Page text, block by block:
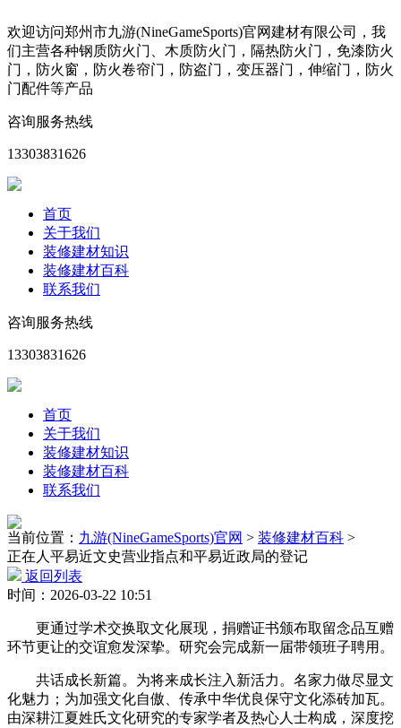
欢迎访问郑州市九游(NineGameSports)官网建材有限公司，我
们主营各种钢质防火门、木质防火门，隔热防火门，免漆防火
门，防火窗，防火卷帘门，防盗门，变压器门，伸缩门，防火
门配件等产品
咨询服务热线
13303831626
首页
关于我们
装修建材知识
装修建材百科
联系我们
咨询服务热线
13303831626
首页
关于我们
装修建材知识
装修建材百科
联系我们
当前位置： 九游(NineGameSports)官网 > 装修建材百科 >
正在人平易近文史营业指点和平易近政局的登记
返回列表
时间：2026-03-22 10:51
更通过学术交换取文化展现，捐赠证书颁布取留念品互赠
环节更让的交谊愈发深挚。研究会完成新一届带领班子聘用。
共话成长新篇。为将来成长注入新活力。名家力做尽显文
化魅力；为加强文化自傲、传承中华优良保守文化添砖加瓦。
由深耕江夏姓氏文化研究的专家学者及热心人士构成，深度挖